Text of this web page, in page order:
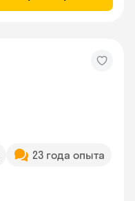
23 года опыта